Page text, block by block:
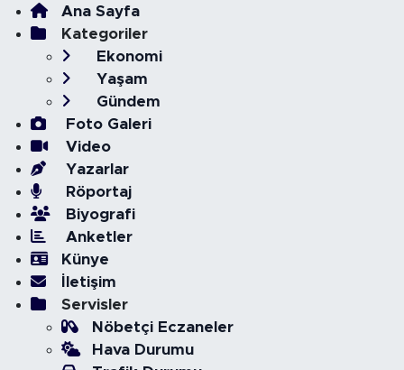
Ana Sayfa
Kategoriler
Ekonomi
Yaşam
Gündem
Foto Galeri
Video
Yazarlar
Röportaj
Biyografi
Anketler
Künye
İletişim
Servisler
Nöbetçi Eczaneler
Hava Durumu